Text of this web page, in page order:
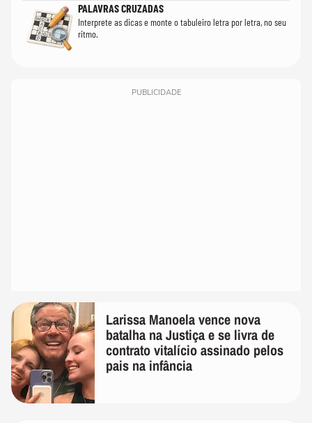
PALAVRAS CRUZADAS
Interprete as dicas e monte o tabuleiro letra por letra, no seu
ritmo.
PUBLICIDADE
Larissa Manoela vence nova
batalha na Justiça e se livra de
contrato vitalício assinado pelos
pais na infância